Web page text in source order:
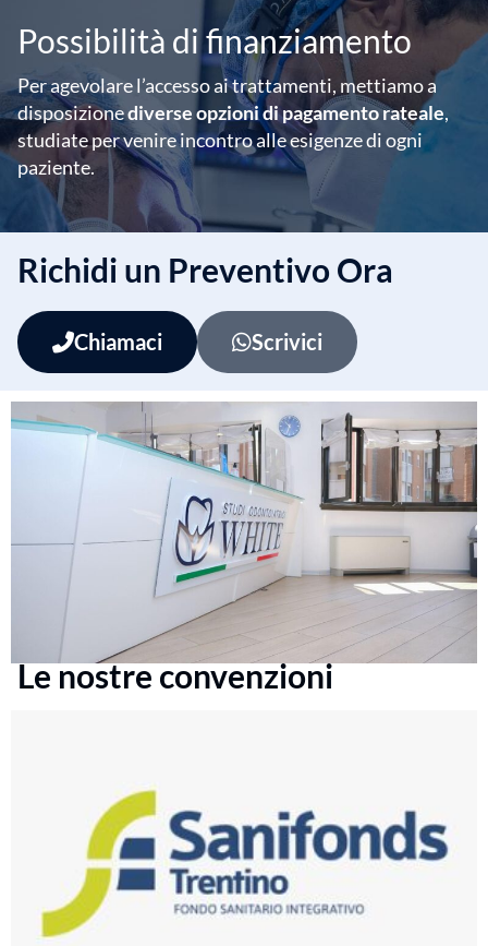
Possibilità di finanziamento
Per agevolare l’accesso ai trattamenti, mettiamo a
disposizionediverse opzioni di pagamento rateale,
studiate per venire incontro alle esigenze di ogni
paziente.
Richidi un Preventivo Ora
Chiamaci Scrivici
Le nostre convenzioni